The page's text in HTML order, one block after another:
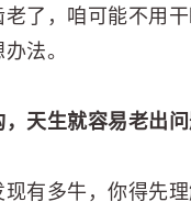
了，咱可能不用干
法。
天生就容易老出
有多牛，你得先